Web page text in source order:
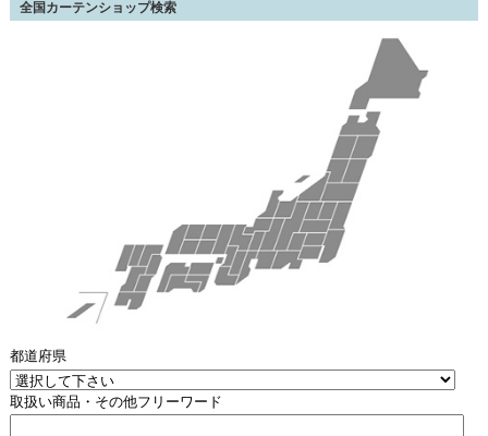
全国カーテンショップ検索
都道府県
取扱い商品・その他フリーワード